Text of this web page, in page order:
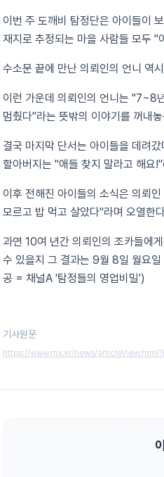
이번 주 도깨비 탐정단은 아이들이
재지로 추정되는 마을 사람들 모두
수소문 끝에 만난 의뢰인의 언니 역
이런 가운데 의뢰인의 언니는 "7~8
멈췄다"라는 뜻밖의 이야기를 꺼내
결국 마지막 단서는 아이들을 데려
할아버지는 "애들 찾지 말라고 해요
이후 전해진 아이들의 소식은 의뢰
모르고 밥 먹고 살았다"라며 오열한
과연 10여 년간 의뢰인의 조카들에
수 있을지 그 결과는 9월 8일 월요
공 = 채널A '탐정들의 영업비밀')
기사원문
https://www.rnx.kr/news/